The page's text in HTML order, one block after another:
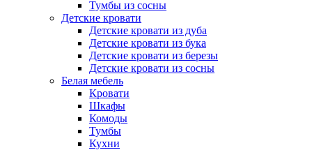
Тумбы из сосны
Детские кровати
Детские кровати из дуба
Детские кровати из бука
Детские кровати из березы
Детские кровати из сосны
Белая мебель
Кровати
Шкафы
Комоды
Тумбы
Кухни